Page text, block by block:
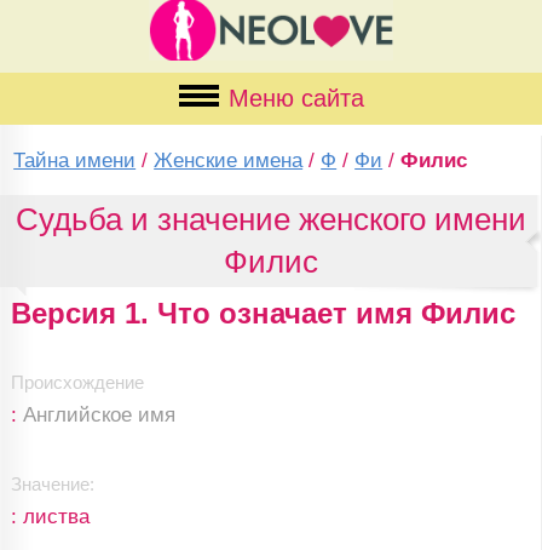
Меню сайта
Тайна имени /Женские имена / Ф / Фи /Филис
Судьба и значение женского имени
Филис
Версия 1. Что означает имя Филис
Происхождение
: Английское имя
Значение:
: листва